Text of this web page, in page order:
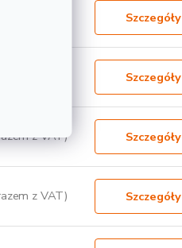
Szczegóły
Szczegóły
z VAT) Szczegóły
z VAT) Szczegóły